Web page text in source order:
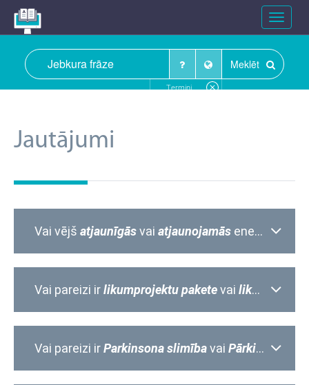
Toggle
Meklēt
Termini
Jautājumi
Vai vējš atjaunīgāsvai atjaunojamās enerģijas avots?
Vai pareizi irlikumprojektu paketevai likumprojektu pakotne
Vai pareizi irParkinsona slimībavai Pārkinsona slimība